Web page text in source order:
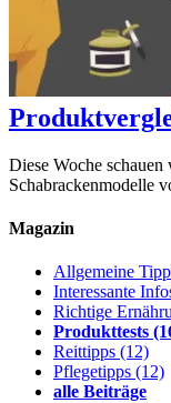
Diese Woche
Schabrackenmodelle
Magazin
Allgemeine
Interessante
Richtige
Produkttests
Reittipps (12)
Pflegetipps (12)
alle Beiträge